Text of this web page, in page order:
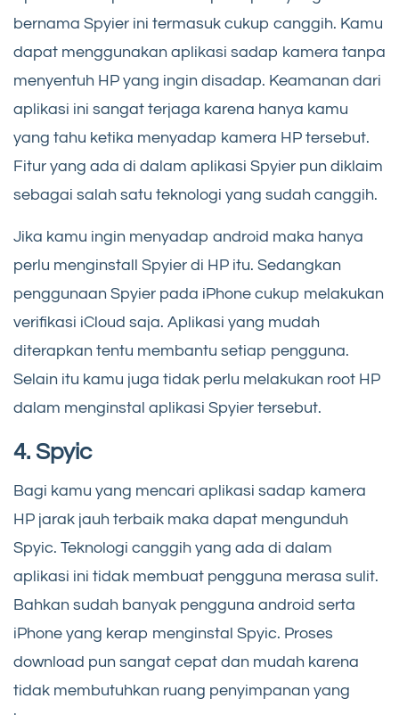
bernama Spyier ini termasuk cukup canggih. Kamu
dapat menggunakan aplikasi sadap kamera tanpa
menyentuh HP yang ingin disadap. Keamanan dari
aplikasi ini sangat terjaga karena hanya kamu
yang tahu ketika menyadap kamera HP tersebut.
Fitur yang ada di dalam aplikasi Spyier pun diklaim
sebagai salah satu teknologi yang sudah canggih.
Jika kamu ingin menyadap android maka hanya
perlu menginstall Spyier di HP itu. Sedangkan
penggunaan Spyier pada iPhone cukup melakukan
verifikasi iCloud saja. Aplikasi yang mudah
diterapkan tentu membantu setiap pengguna.
Selain itu kamu juga tidak perlu melakukan root HP
dalam menginstal aplikasi Spyier tersebut.
4. Spyic
Bagi kamu yang mencari aplikasi sadap kamera
HP jarak jauh terbaik maka dapat mengunduh
Spyic. Teknologi canggih yang ada di dalam
aplikasi ini tidak membuat pengguna merasa sulit.
Bahkan sudah banyak pengguna android serta
iPhone yang kerap menginstal Spyic. Proses
download pun sangat cepat dan mudah karena
tidak membutuhkan ruang penyimpanan yang